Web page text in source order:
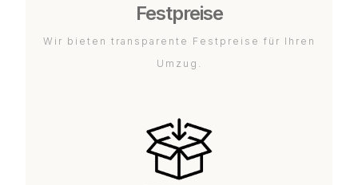
Festpreise
Wir bieten transparente Festpreise für Ihren
Umzug.